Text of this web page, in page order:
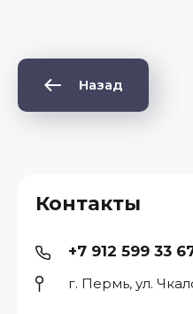
Назад
Контакты
+7 912 599 33
г. Пермь, ул.